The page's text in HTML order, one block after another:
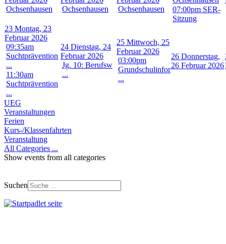
Ochsenhausen
Ochsenhausen
Ochsenhausen
07:00pm SER-
Sitzung
23 Montag, 23
Februar 2026
09:35am
Suchtprävention
...
11:30am
Suchtprävention
...
24 Dienstag, 24
Februar 2026
Jg. 10: Berufsw
...
25 Mittwoch, 25
Februar 2026
03:00pm
Grundschulinfor
...
26 Donnerstag,
26 Februar 2026
UEG
Veranstaltungen
Ferien
Kurs-/Klassenfahrten
Veranstaltung
All Categories ...
Show events from all categories
Suchen